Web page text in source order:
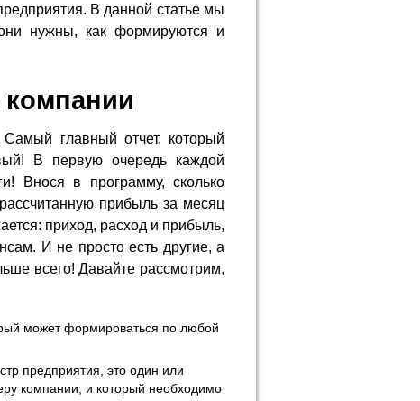
В данной статье мы
нужны, как формируются и
компании
главный отчет, который
В первую очередь каждой
Внося в программу, сколько
прибыль за месяц
приход, расход и прибыль,
И не просто есть другие, а
всего! Давайте рассмотрим,
может формироваться по любой
предприятия, это один или
компании, и который необходимо